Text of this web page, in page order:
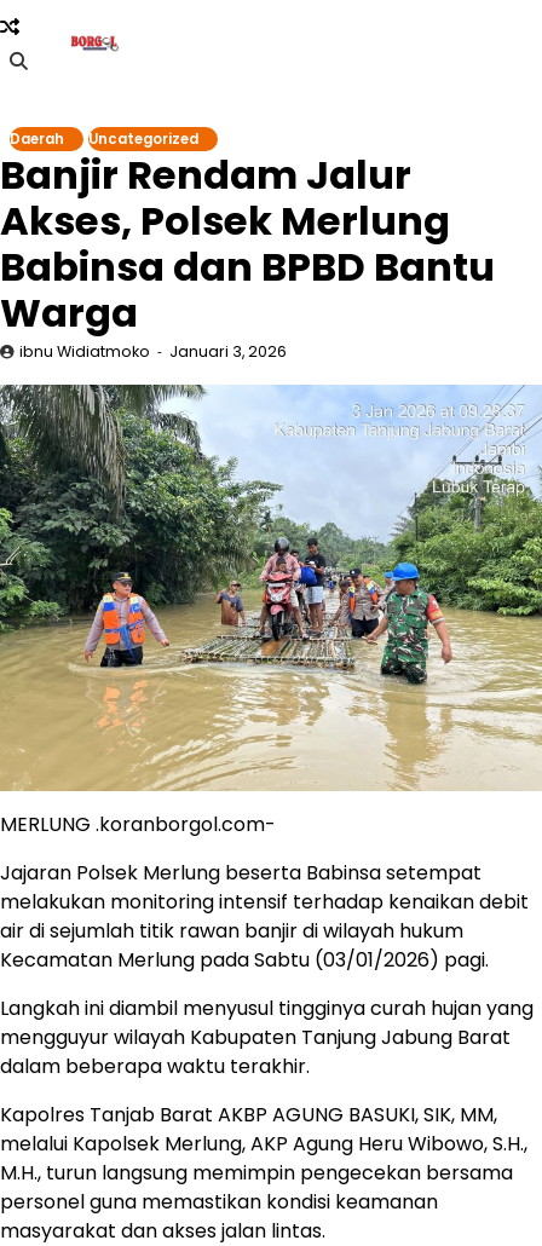
Skip
to
content
Daerah Uncategorized
Banjir Rendam Jalur
Akses, Polsek Merlung
Babinsa dan BPBD Bantu
Warga
ibnu Widiatmoko Januari 3, 2026
MERLUNG .koranborgol.com-
Jajaran Polsek Merlung beserta Babinsa setempat
melakukan monitoring intensif terhadap kenaikan debit
air di sejumlah titik rawan banjir di wilayah hukum
Kecamatan Merlung pada Sabtu (03/01/2026) pagi.
Langkah ini diambil menyusul tingginya curah hujan yang
mengguyur wilayah Kabupaten Tanjung Jabung Barat
dalam beberapa waktu terakhir.
Kapolres Tanjab Barat AKBP AGUNG BASUKI, SIK, MM,
melalui Kapolsek Merlung, AKP Agung Heru Wibowo, S.H.,
M.H., turun langsung memimpin pengecekan bersama
personel guna memastikan kondisi keamanan
masyarakat dan akses jalan lintas.